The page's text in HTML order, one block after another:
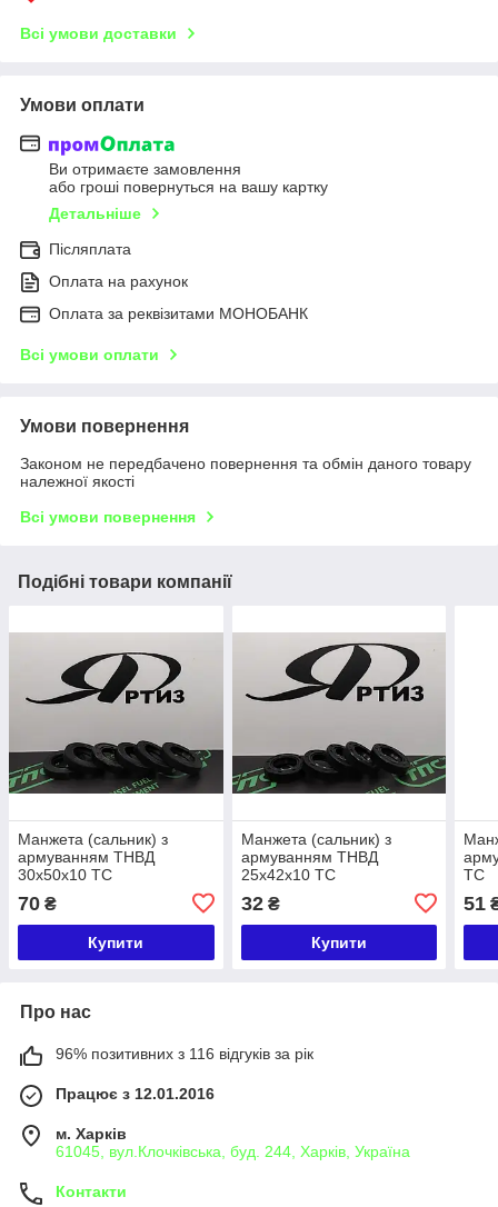
Всі умови доставки
Умови оплати
Ви отримаєте замовлення
або гроші повернуться на вашу картку
Детальніше
Післяплата
Оплата на рахунок
Оплата за реквізитами МОНОБАНК
Всі умови оплати
Умови повернення
Законом не передбачено повернення та обмін даного товару
належної якості
Всі умови повернення
Подібні товари компанії
Манжета (сальник) з
армуванням ТНВД
30х50х10 TC
70 ₴
Купити
Манжета (сальник) з
армуванням ТНВД
25х42х10 TC
32₴
Купити
TC
51
Про нас
96% позитивних з 116 відгуків за рік
Працює з 12.01.2016
м. Харків
61045, вул.Клочківська, буд. 244, Харків, Україна
Контакти